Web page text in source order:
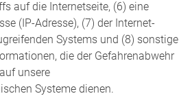
auf die Internetseite, (6) eine
(IP-Adresse), (7) der Internet-
Systems und (8) sonstige
die der Gefahrenabwehr
unsere
Systeme dienen.